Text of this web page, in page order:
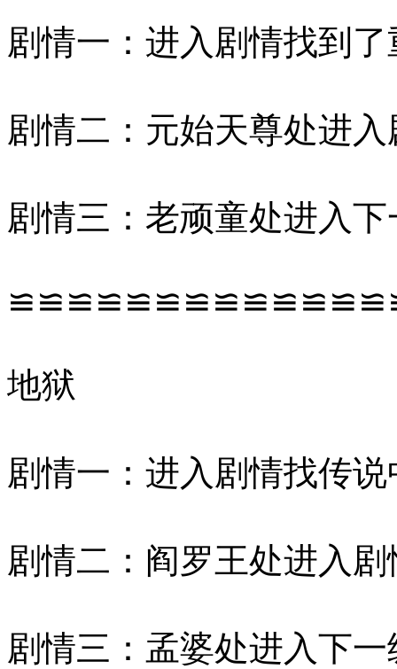
剧情一：进入剧情找到
剧情二：元始天尊处进
剧情三：老顽童处进入
地狱
剧情一：进入剧情找传
剧情二：阎罗王处进入
剧情三：孟婆处进入下